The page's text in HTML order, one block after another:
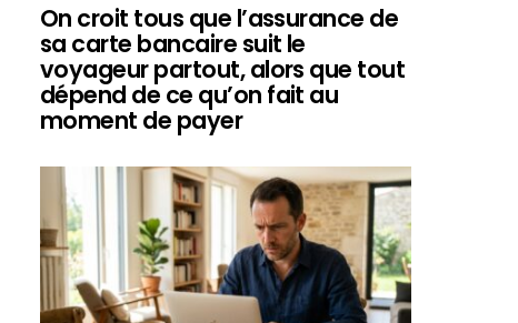
On croit tous que l’assurance de
sa carte bancaire suit le
voyageur partout, alors que tout
dépend de ce qu’on fait au
moment de payer